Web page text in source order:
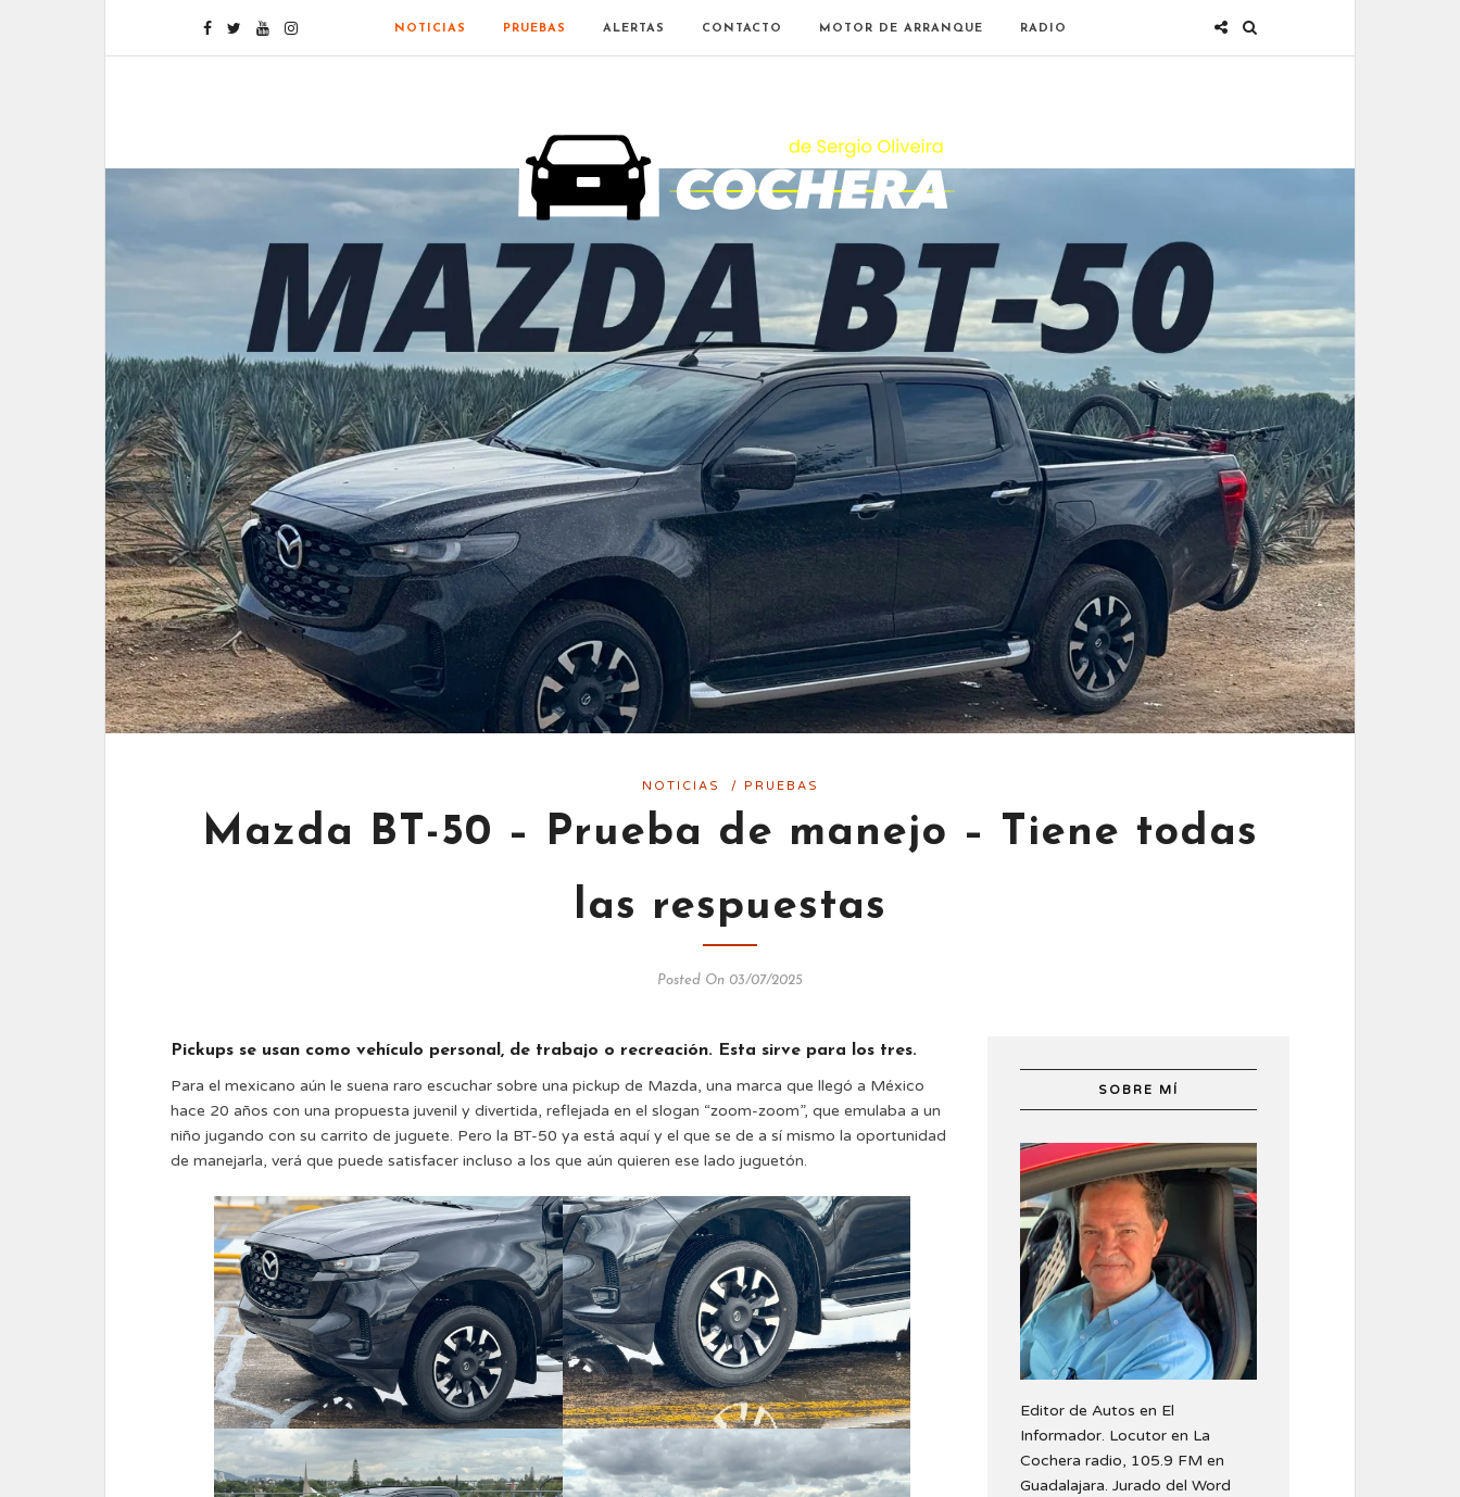
NOTICIAS PRUEBAS ALERTAS CONTACTO MOTOR DE ARRANQUE RADIO
NOTICIAS / PRUEBAS
Mazda BT-50 – Prueba de manejo – Tiene todas
las respuestas
Posted On 03/07/2025
Pickups se usan como vehículo personal, de trabajo o recreación. Esta sirve para los tres.
Para el mexicano aún le suena raro escuchar sobre una pickup de Mazda, una marca que llegó a México
hace 20 años con una propuesta juvenil y divertida, reflejada en el slogan “zoom-zoom”, que emulaba a un
niño jugando con su carrito de juguete. Pero la BT-50 ya está aquí y el que se de a sí mismo la oportunidad
de manejarla, verá que puede satisfacer incluso a los que aún quieren ese lado juguetón.
SOBRE MÍ
Editor de Autos en El
Informador. Locutor en La
Cochera radio, 105.9 FM en
Guadalajara. Jurado del Word